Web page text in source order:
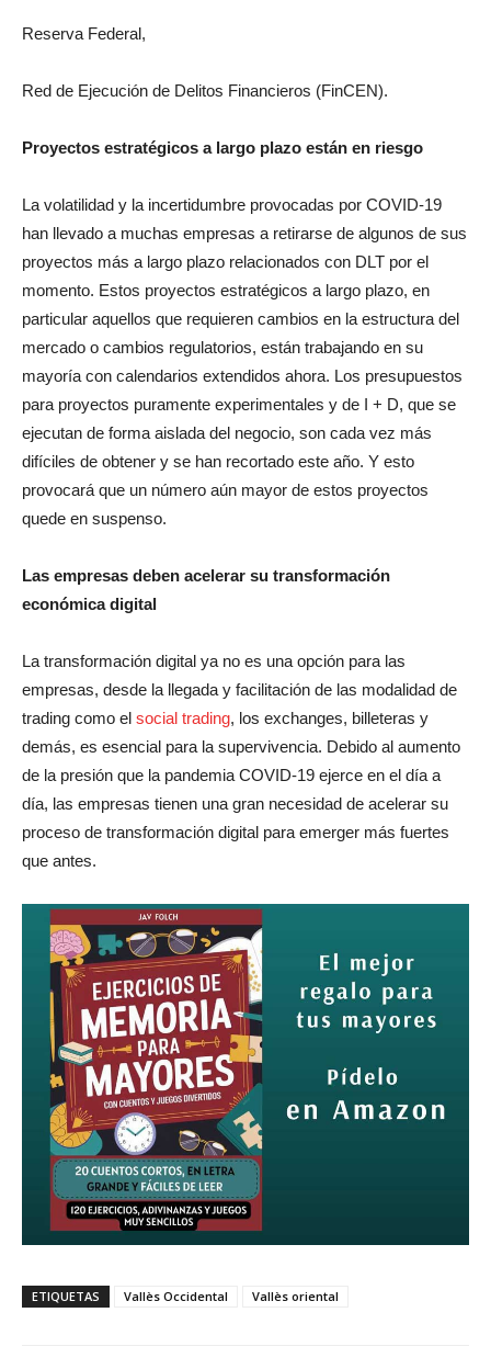
Reserva Federal,
Red de Ejecución de Delitos Financieros (FinCEN).
Proyectos estratégicos a largo plazo están en riesgo
La volatilidad y la incertidumbre provocadas por COVID-19
han llevado a muchas empresas a retirarse de algunos de sus
proyectos más a largo plazo relacionados con DLT por el
momento. Estos proyectos estratégicos a largo plazo, en
particular aquellos que requieren cambios en la estructura del
mercado o cambios regulatorios, están trabajando en su
mayoría con calendarios extendidos ahora. Los presupuestos
para proyectos puramente experimentales y de I + D, que se
ejecutan de forma aislada del negocio, son cada vez más
difíciles de obtener y se han recortado este año. Y esto
provocará que un número aún mayor de estos proyectos
quede en suspenso.
Las empresas deben acelerar su transformación
económica digital
La transformación digital ya no es una opción para las
empresas, desde la llegada y facilitación de las modalidad de
trading como el social trading, los exchanges, billeteras y
demás, es esencial para la supervivencia. Debido al aumento
de la presión que la pandemia COVID-19 ejerce en el día a
día, las empresas tienen una gran necesidad de acelerar su
proceso de transformación digital para emerger más fuertes
que antes.
ETIQUETAS Vallès Occidental Vallès oriental